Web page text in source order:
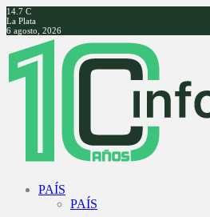
14.7 C
La Plata
6 agosto, 2026
Facebook
Twitter
Instagram
Youtube
PAÍS
PAÍS